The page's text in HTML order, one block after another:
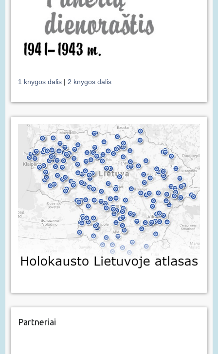
1 knygos dalis | 2 knygos dalis
Partneriai